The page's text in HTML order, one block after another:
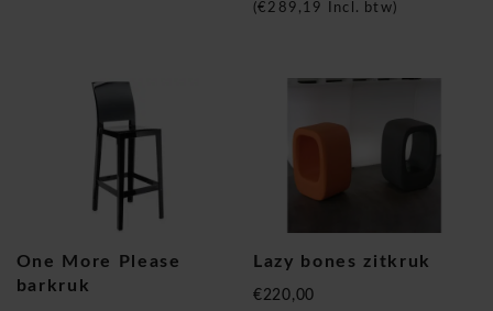
(€289,19 Incl. btw)
One More Please
barkruk
Lazy bones zitkruk
€220,00